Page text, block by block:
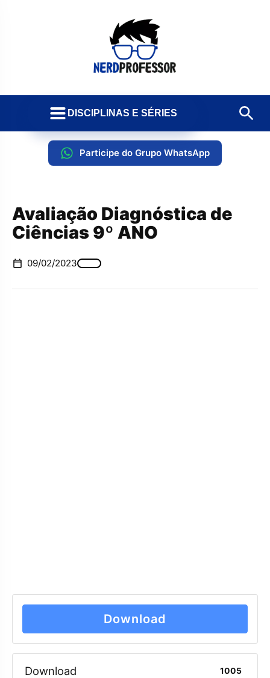
DISCIPLINAS E SÉRIES
Participe do Grupo WhatsApp
Avaliação Diagnóstica de
Ciências 9º ANO
09/02/2023
Download
Download 1005